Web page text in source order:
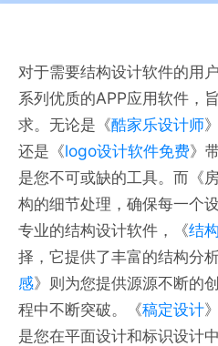
对于需要结构设计软件的用
系列优质的APP应用软件，
求。无论是《酷家乐设计师
还是《logo设计软件免费》
是您不可或缺的工具。而《
构的细节处理，确保每一个
专业的结构设计软件，《结
择，它提供了丰富的结构分
感》则为您提供源源不断的
程中不断突破。《稿定设计
是您在平面设计和标识设计